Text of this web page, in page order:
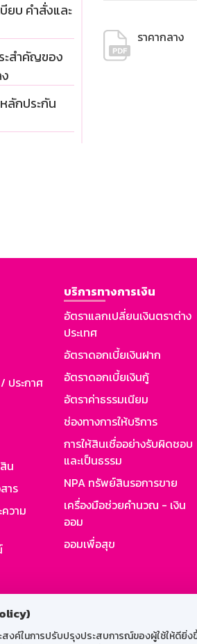
สงค์ในการปรับปรุงประสบการณ์ของผู้ใช้ให้ดียิ่
ยบ คำสั่งและ
ะสำคัญของ
ลักประกัน
ราคากลาง
ประกาศ
น
าร
วาม
บริการทางการเงิน
อัตราแลกเปลี่ยนเงินตราต่าง
ประเทศ
อัตราดอกเบี้ยเงินฝาก
อัตราดอกเบี้ยเงินกู้
อัตราค่าธรรมเนียม
ช่องทางการให้บริการ
การให้สินเชื่ออย่างรับผิดชอบ
และเป็นธรรม
NPA ทรัพย์สินรอการขาย
เครื่องมือช่วยคำนวณ - เงิน
ออม
ออมเพื่อสุข